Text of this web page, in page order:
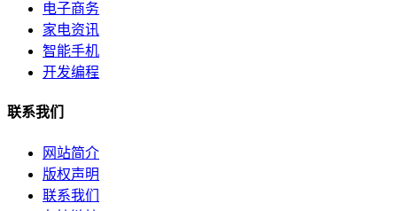
电子商务
家电资讯
智能手机
开发编程
联系我们
网站简介
版权声明
联系我们